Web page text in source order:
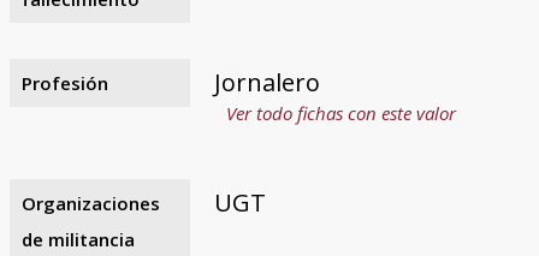
Profesión Jornalero
Ver todo fichas con este valor
Organizaciones
de militancia
UGT